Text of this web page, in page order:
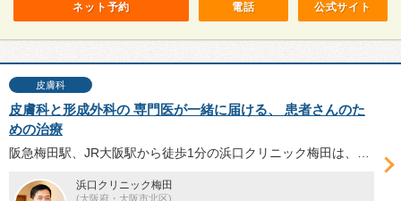
ネット予約 電話 公式サイト
皮膚科
皮膚科と形成外科の 専門医が一緒に届ける、 患者さんのた
めの治療
浜口クリニック梅田
(大阪府・大阪市北区)